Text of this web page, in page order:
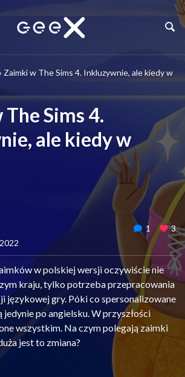
Zaimki w The Sims 4. Inkluzywnie, ale kiedy w
Sims 4.
ale kiedy w
1 3
w polskiej wersji oczywiście nie
kraju, tylko potrzeba przepracowania
językowej gry. Póki co spersonalizowane
jedynie po angielsku. W przyszłości
wszystkim. Na czym polegają zaimki
jest to zmiana?